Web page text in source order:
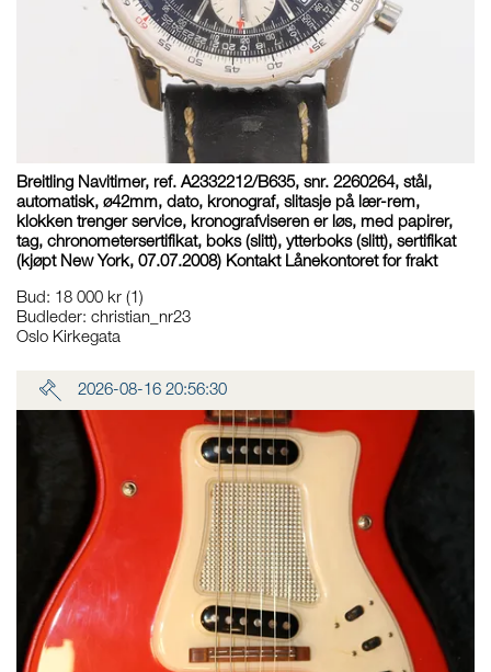
Breitling Navitimer, ref. A2332212/B635, snr. 2260264, stål,
automatisk, ø42mm, dato, kronograf, slitasje på lær-rem,
klokken trenger service, kronografviseren er løs, med papirer,
tag, chronometersertifikat, boks (slitt), ytterboks (slitt), sertifikat
(kjøpt New York, 07.07.2008) Kontakt Lånekontoret for frakt
Bud: 18 000 kr (1)
Budleder: christian_nr23
Oslo Kirkegata
2026-08-16 20:56:30